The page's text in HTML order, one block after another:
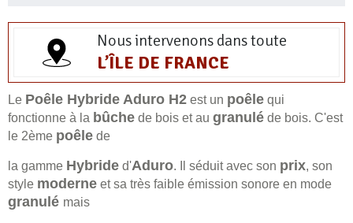
Nous intervenons dans toute
L’ÎLE DE FRANCE
Le Poêle Hybride Aduro H2 est un poêle qui
fonctionne à la bûche de bois et au granulé de bois. C'est
le 2ème poêle de
la gamme Hybride d'Aduro. Il séduit avec son prix, son
style moderne et sa très faible émission sonore en mode
granulé mais